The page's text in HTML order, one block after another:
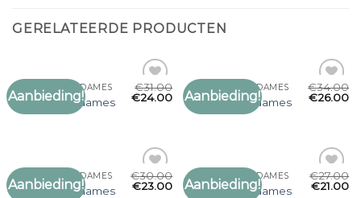
GERELATEERDE PRODUCTEN
Aanbieding!
Toevoegen
LEUKE SJAALS DAMES
leuke sjaals dames
€31.00
€24.00 Aanbieding!
Toevoegen
LEUKE SJAALS DAMES
leuke sjaals dames
€34.00
€26.00
Aanbieding!
Toevoegen
LEUKE SJAALS DAMES
leuke sjaals dames
€30.00
€23.00 Aanbieding!
Toevoegen
LEUKE SJAALS DAMES
leuke sjaals dames
€27.00
€21.00